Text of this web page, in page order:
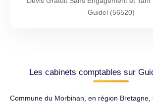
Guidel (56520)
Les cabinets comptables sur
Commune du Morbihan, en région Bretagne,